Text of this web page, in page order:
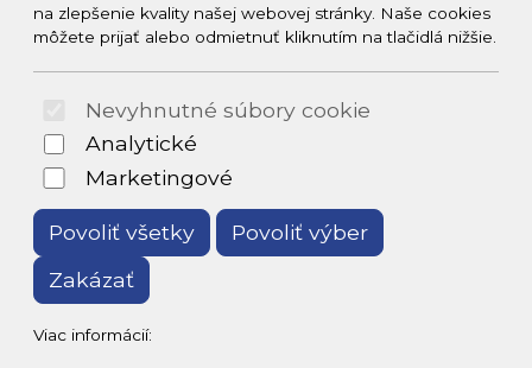
na zlepšenie kvality našej webovej stránky. Naše cookies
môžete prijať alebo odmietnuť kliknutím na tlačidlá nižšie.
Nevyhnutné súbory cookie
Analytické
Marketingové
Povoliť všetky
Povoliť výber
Zakázať
Viac informácií:
info@zeleziarstvo-majster.sk
+421456812908
© 2026 Arrabella s.r.o., mayabella s.r.o., Všetky práva
Hosting: